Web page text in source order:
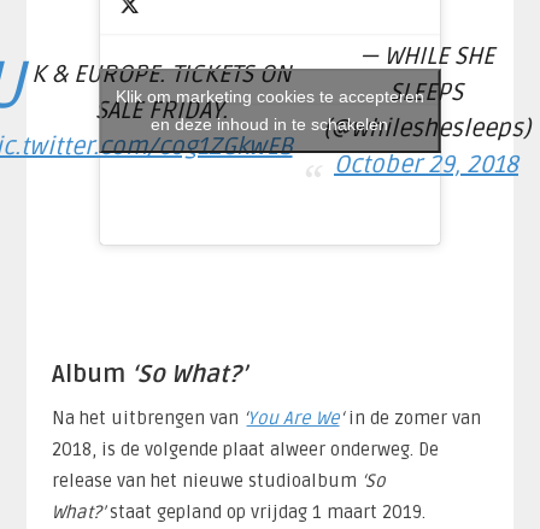
K & EUROPE. TICKETS ON
SALE FRIDAY.
cog1ZGkwEB
— WHILE SHE
SLEEPS
(@whileshesleeps)
October 29, 2018
Klik om marketing cookies te accepteren
en deze inhoud in te schakelen
Album ‘So What?’
Na het uitbrengen van ‘You Are We‘in de zomer van
2018, is de volgende plaat alweer onderweg. De
release van het nieuwe studioalbum ‘So
What?’staat gepland op vrijdag 1 maart 2019.